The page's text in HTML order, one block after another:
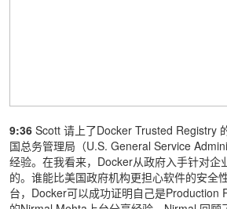
9:36 Scott 请上了Docker Trusted Registry
国总务管理局（U.S. General Service
经验。在我看来，Docker从政府入手针对企
的。谁能比美国政府机构更担心软件的安全
台，Docker可以成功证明自己是Production